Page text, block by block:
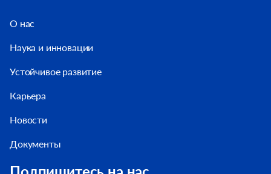
О нас
Наука и инновации
Устойчивое развитие
Карьера
Новости
Документы